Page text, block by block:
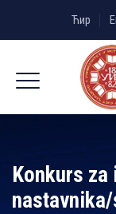
Ћир
Konkurs za